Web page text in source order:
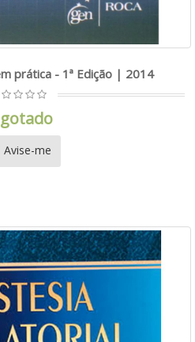
prática - 1ª Edição | 2014
Avise-me